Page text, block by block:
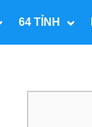
64 TỈNH